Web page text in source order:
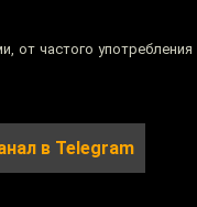
от частого
в Telegram